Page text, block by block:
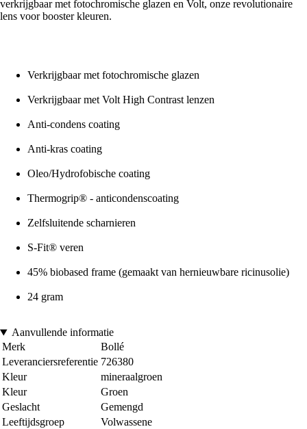
verkrijgbaar met fotochromische glazen en Volt, onze revolutionaire
lens voor booster kleuren.
Verkrijgbaar met fotochromische glazen
Verkrijgbaar met Volt High Contrast lenzen
Anti-condens coating
Anti-kras coating
Oleo/Hydrofobische coating
Thermogrip® - anticondenscoating
Zelfsluitende scharnieren
S-Fit® veren
45% biobased frame (gemaakt van hernieuwbare ricinusolie)
24 gram
Aanvullende informatie
Merk
Bollé
Leveranciersreferentie 726380
Kleur
mineraalgroen
Kleur
Groen
Geslacht
Gemengd
Leeftijdsgroep
Volwassene